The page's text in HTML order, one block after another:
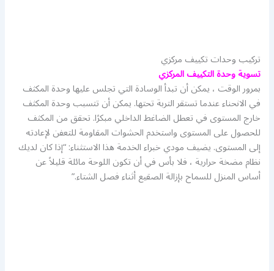
تركيب وحدات تكييف مركزي
تسوية وحدة التكييف المركزي
بمرور الوقت ، يمكن أن تبدأ الوسادة التي تجلس عليها وحدة المكثف
في الانحناء عندما تستقر التربة تحتها. يمكن أن تتسبب وحدة المكثف
خارج المستوى في تعطل الضاغط الداخلي مبكرًا. تحقق من المكثف
للحصول على المستوى واستخدم الحشوات المقاومة للتعفن لإعادته
إلى المستوى. يضيف مودي خبراء الخدمة هذا الاستثناء: “إذا كان لديك
نظام مضخة حرارية ، فلا بأس في أن تكون اللوحة مائلة قليلاً عن
أساس المنزل للسماح بإزالة الصقيع أثناء فصل الشتاء.”